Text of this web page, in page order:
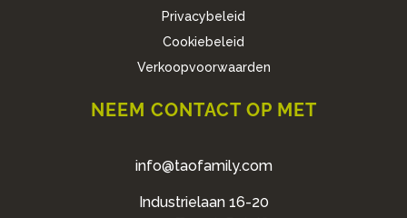
Privacybeleid
Cookiebeleid
Verkoopvoorwaarden
NEEM CONTACT OP MET
info@taofamily.com
Industrielaan 16-20